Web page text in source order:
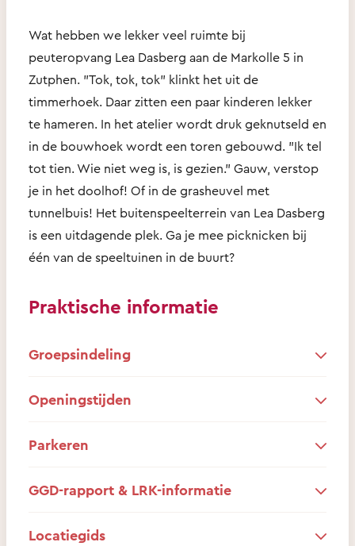
Wat hebben we lekker veel ruimte bij
peuteropvang Lea Dasberg aan de Markolle 5 in
Zutphen. "Tok, tok, tok" klinkt het uit de
timmerhoek. Daar zitten een paar kinderen lekker
te hameren. In het atelier wordt druk geknutseld en
in de bouwhoek wordt een toren gebouwd. "Ik tel
tot tien. Wie niet weg is, is gezien." Gauw, verstop
je in het doolhof! Of in de grasheuvel met
tunnelbuis! Het buitenspeelterrein van Lea Dasberg
is een uitdagende plek. Ga je mee picknicken bij
één van de speeltuinen in de buurt?
Praktische informatie
Groepsindeling
Openingstijden
Parkeren
GGD-rapport & LRK-informatie
Locatiegids